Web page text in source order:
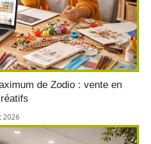
de Zodio : vente en
2026